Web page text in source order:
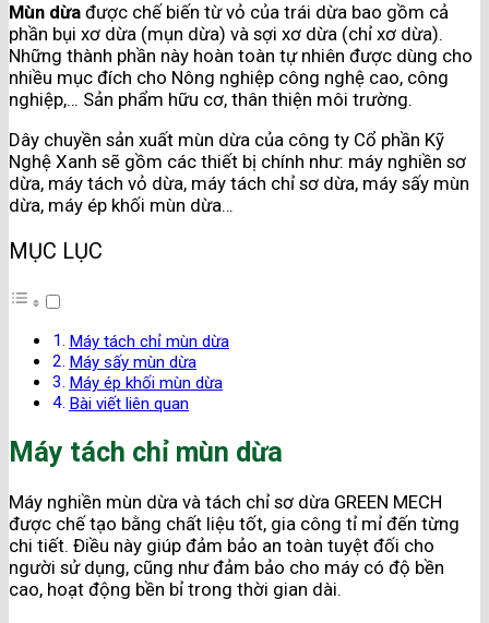
Mùn dừa được chế biến từ vỏ của trái dừa bao gồm cả
phần bụi xơ dừa (mụn dừa) và sợi xơ dừa (chỉ xơ dừa).
Những thành phần này hoàn toàn tự nhiên được dùng cho
nhiều mục đích cho Nông nghiệp công nghệ cao, công
nghiệp,… Sản phẩm hữu cơ, thân thiện môi trường.
Dây chuyền sản xuất mùn dừa của công ty Cổ phần Kỹ
Nghệ Xanh sẽ gồm các thiết bị chính như: máy nghiền sơ
dừa, máy tách vỏ dừa, máy tách chỉ sơ dừa, máy sấy mùn
dừa, máy ép khối mùn dừa…
MỤC LỤC
Máy tách chỉ mùn dừa
Máy sấy mùn dừa
Máy ép khối mùn dừa
Bài viết liên quan
Máy tách chỉ mùn dừa
Máy nghiền mùn dừa và tách chỉ sơ dừa GREEN MECH
được chế tạo bằng chất liệu tốt, gia công tỉ mỉ đến từng
chi tiết. Điều này giúp đảm bảo an toàn tuyệt đối cho
người sử dụng, cũng như đảm bảo cho máy có độ bền
cao, hoạt động bền bỉ trong thời gian dài.